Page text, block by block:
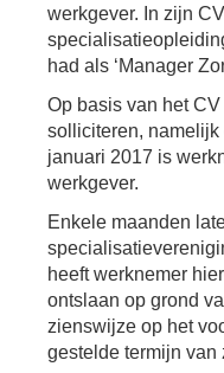
werkgever. In zijn
had als ‘Manager
Op basis van het
solliciteren, namelijk
januari 2017 is
werkgever.
Enkele maanden
heeft werknemer
ontslaan op grond
zienswijze op het
gestelde termijn van